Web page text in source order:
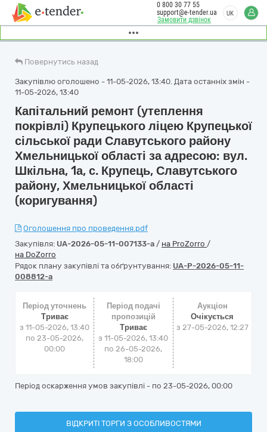
Замовити дзвінок
0 800 30 77 55
support@e-tender.ua
UK
Повернутись назад
Закупівлю оголошено - 11-05-2026, 13:40. Дата останніх змін -
11-05-2026, 13:40
Капітальний ремонт (утеплення
покрівлі) Крупецького ліцею Крупецької
сільської ради Славутського району
Хмельницької області за адресою: вул.
Шкільна, 1а, с. Крупець, Славутського
району, Хмельницької області
(коригування)
Оголошення про проведення.pdf
Закупівля: UA-2026-05-11-007133-a / на ProZorro /
на DoZorro
Рядок плану закупівлі та обґрунтування: UA-P-2026-05-11-
008812-a
Період уточнень
Триває
з 11-05-2026, 13:40
по 23-05-2026,
00:00
Період подачі
пропозицій
Триває
з 11-05-2026, 13:40
по 26-05-2026,
18:00
Аукціон
Очікується
з 27-05-2026, 12:27
Період оскарження умов закупівлі - по 23-05-2026, 00:00
ВІДКРИТІ ТОРГИ З ОСОБЛИВОСТЯМИ